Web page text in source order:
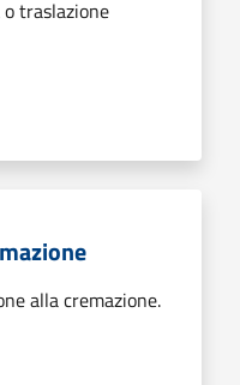
traslazione
alla cremazione.